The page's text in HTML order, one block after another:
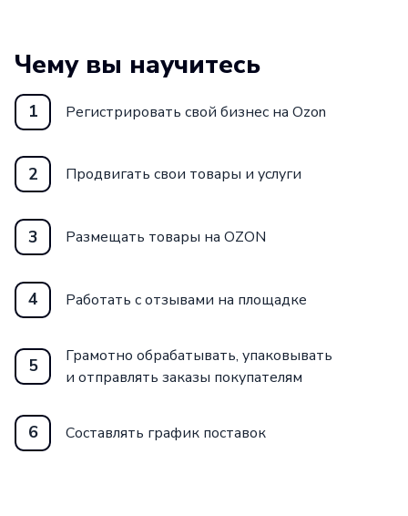
Чему вы научитесь
1 Регистрировать свой бизнес на Ozon
2 Продвигать свои товары и услуги
3 Размещать товары на OZON
4 Работать с отзывами на площадке
5
Грамотно обрабатывать, упаковывать
и отправлять заказы покупателям
6 Составлять график поставок